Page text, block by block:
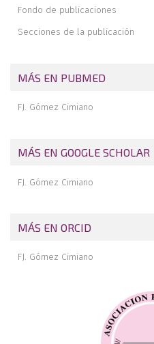
Fondo de publicaciones
Secciones de la publicación
MÁS EN PUBMED
FJ. Gómez Cimiano
MÁS EN GOOGLE SCHOLAR
FJ. Gómez Cimiano
MÁS EN ORCID
FJ. Gómez Cimiano